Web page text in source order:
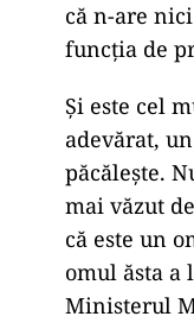
că n-are
funcția de
Și este cel
adevărat,
păcălește.
mai văzut
că este un
omul ăsta
Ministerul